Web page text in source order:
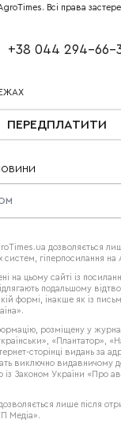
Всі права
+38 044 294-66-
ПЕРЕДПЛАТИТИ
дозволяється
систем, гіперпосилання на
на цьому сайті із
подальшому
формі, інакше як із
розміщену у
«Плантатор»,
сторінці видань за
виключно видавничому
із Законом України «Про
лише після
Медіа».